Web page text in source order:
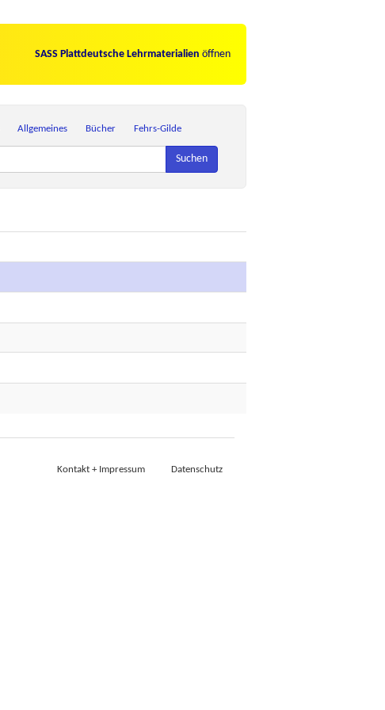
SASS Plattdeutsche Lehrmaterialien öffnen
Allgemeines Bücher Fehrs-Gilde
Suchen
Kontakt + Impressum
Datenschutz